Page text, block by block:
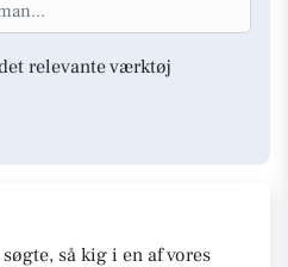
relevante værktøj
så kig i en af vores